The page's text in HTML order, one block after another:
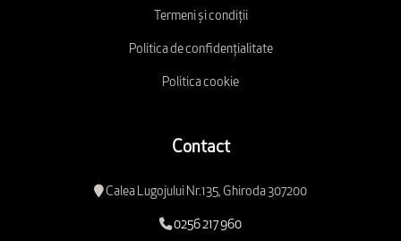
Termeni și condiții
Politica de confidențialitate
Politica cookie
Contact
Calea Lugojului Nr.135, Ghiroda 307200
0256 217 960